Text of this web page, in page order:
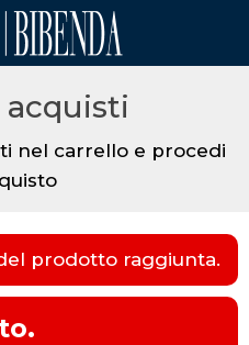
acquisti
nel carrello e procedi
prodotto raggiunta.